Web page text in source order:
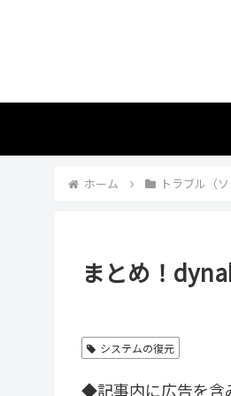
ホーム トラブル（ソ
まとめ！
システムの復元
◆記事内に広告を含